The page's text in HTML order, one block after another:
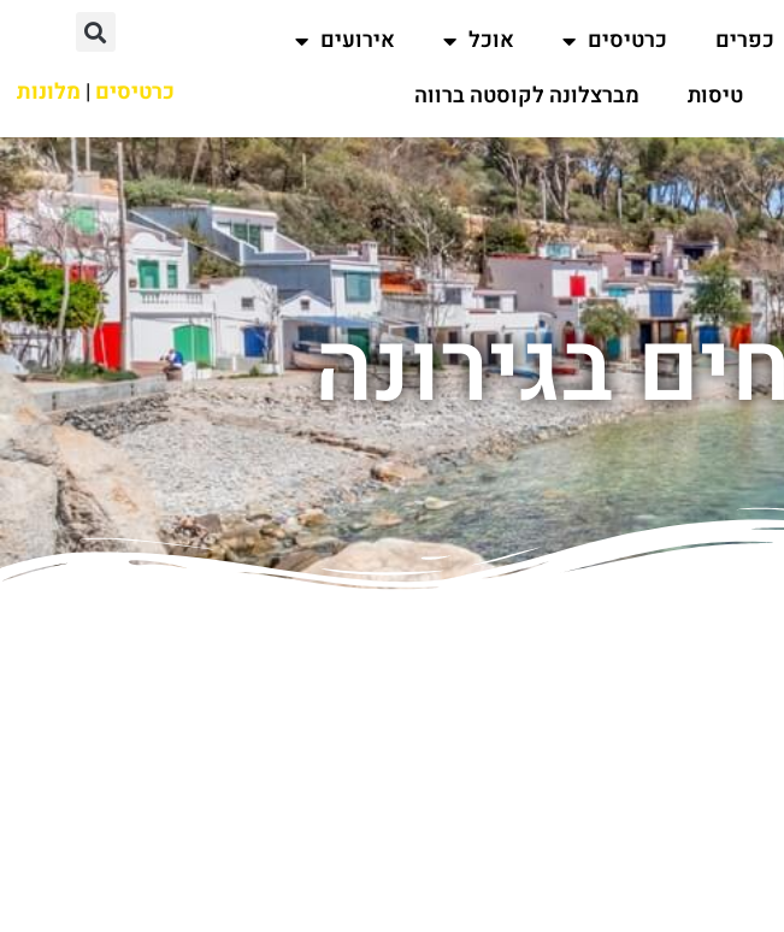
כפרים כרטיסים אוכל
אירועים
טיסות מברצלונה לקוסטה ברווה כרטיסים | מלונות
בגירונה